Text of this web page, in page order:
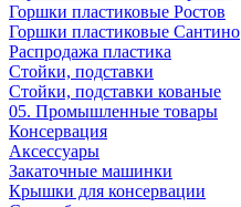
Горшки пластиковые Ростов
Горшки пластиковые Сантино
Распродажа пластика
Стойки, подставки
Стойки, подставки кованые
05. Промышленные товары
Консервация
Аксессуары
Закаточные машинки
Крышки для консервации